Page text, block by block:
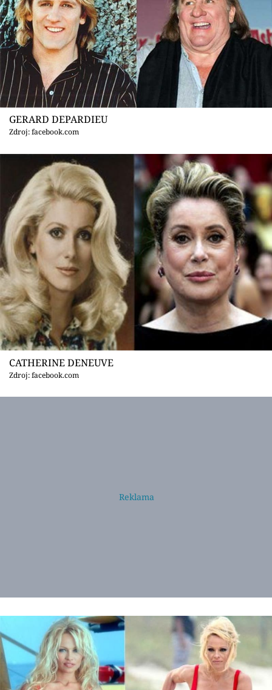
GERARD DEPARDIEU
Zdroj: facebook.com
CATHERINE DENEUVE
Zdroj: facebook.com